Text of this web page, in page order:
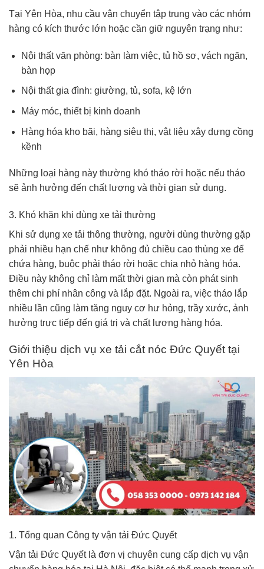
Tại Yên Hòa, nhu cầu vận chuyển tập trung vào các nhóm
hàng có kích thước lớn hoặc cần giữ nguyên trạng như:
Nội thất văn phòng: bàn làm việc, tủ hồ sơ, vách ngăn,
bàn họp
Nội thất gia đình: giường, tủ, sofa, kệ lớn
Máy móc, thiết bị kinh doanh
Hàng hóa kho bãi, hàng siêu thị, vật liệu xây dựng cồng
kềnh
Những loại hàng này thường khó tháo rời hoặc nếu tháo
sẽ ảnh hưởng đến chất lượng và thời gian sử dụng.
3. Khó khăn khi dùng xe tải thường
Khi sử dụng xe tải thông thường, người dùng thường gặp
phải nhiều hạn chế như không đủ chiều cao thùng xe để
chứa hàng, buộc phải tháo rời hoặc chia nhỏ hàng hóa.
Điều này không chỉ làm mất thời gian mà còn phát sinh
thêm chi phí nhân công và lắp đặt. Ngoài ra, việc tháo lắp
nhiều lần cũng làm tăng nguy cơ hư hỏng, trầy xước, ảnh
hưởng trực tiếp đến giá trị và chất lượng hàng hóa.
Giới thiệu dịch vụ xe tải cắt nóc Đức Quyết tại
Yên Hòa
1. Tổng quan Công ty vận tải Đức Quyết
Vận tải Đức Quyết là đơn vị chuyên cung cấp dịch vụ vận